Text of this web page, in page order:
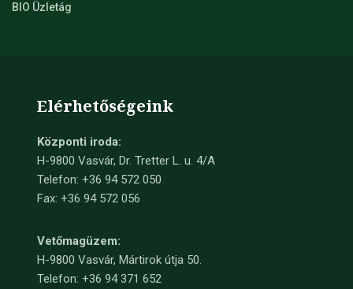
BIO Üzletág
Elérhetőségeink
Központi iroda:
H-9800 Vasvár, Dr. Tretter L. u. 4/A
Telefon: +36 94 572 050
Fax: +36 94 572 056
Vetőmagüzem:
H-9800 Vasvár, Mártirok útja 50.
Telefon: +36 94 371 652